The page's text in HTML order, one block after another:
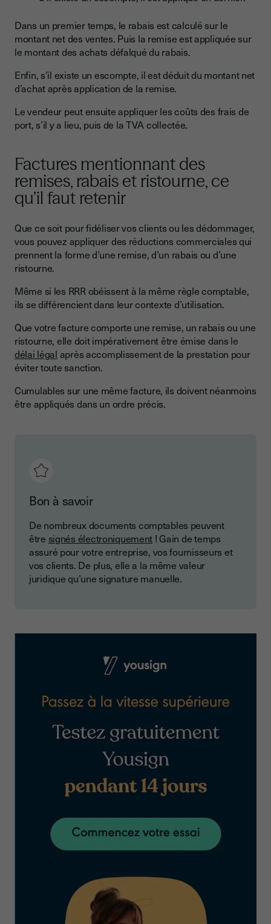
Dans un premier temps, le rabais est calculé sur le
montant net des ventes. Puis la remise est appliquée sur
le montant des achats défalqué du rabais.
Enfin, s’il existe un escompte, il est déduit du montant net
d’achat après application de la remise.
Le vendeur peut ensuite appliquer les coûts des frais de
port, s’il y a lieu, puis de la TVA collectée.
Factures mentionnant des
remises, rabais et ristourne, ce
qu’il faut retenir
Que ce soit pour fidéliser vos clients ou les dédommager,
vous pouvez appliquer des réductions commerciales qui
prennent la forme d’une remise, d’un rabais ou d’une
ristourne.
Même si les RRR obéissent à la même règle comptable,
ils se différencient dans leur contexte d’utilisation.
Que votre facture comporte une remise, un rabais ou une
ristourne, elle doit impérativement être émise dans le
délai légal après accomplissement de la prestation pour
éviter toute sanction.
Cumulables sur une même facture, ils doivent néanmoins
être appliqués dans un ordre précis.
Bon à savoir
De nombreux documents comptables peuvent
être signés électroniquement ! Gain de temps
assuré pour votre entreprise, vos fournisseurs et
vos clients. De plus, elle a la même valeur
juridique qu’une signature manuelle.